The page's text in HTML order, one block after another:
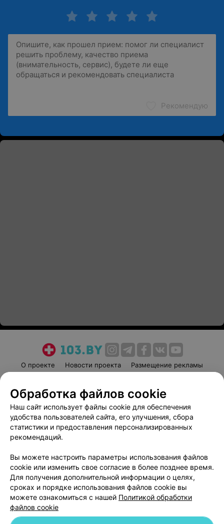
Рекомендую
О проекте Новости проекта
Размещение рекламы
Пользовательское соглашение
Способы оплаты
Вакансии
Партнеры
Написать руководителю 103.by
Обработка персональных данных
Обработка файлов cookie
Наш сайт использует файлы cookie для обеспечения
удобства пользователей сайта, его улучшения, сбора
статистики и предоставления персонализированных
рекомендаций.
Вы можете настроить параметры использования файлов
cookie или изменить свое согласие в более позднее время.
Для получения дополнительной информации о целях,
сроках и порядке использования файлов cookie вы
можете ознакомиться с нашей Политикой обработки
файлов cookie